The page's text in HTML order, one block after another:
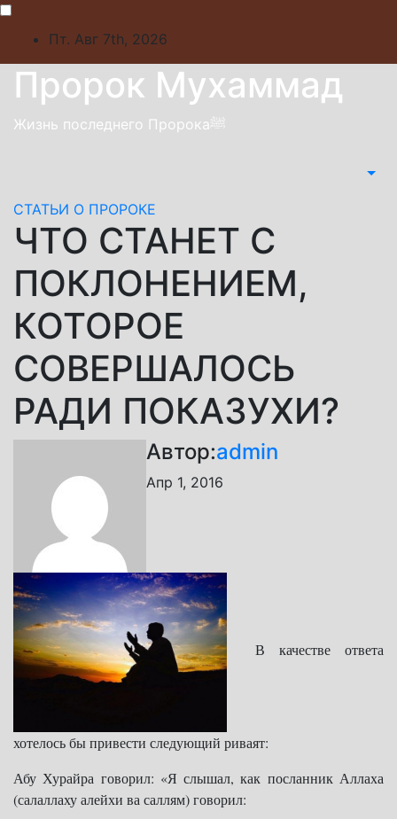
Skip
Пт. Авг 7th, 2026
Пророк Мухаммад
Жизнь последнего Пророкаﷺ
СТАТЬИ О ПРОРОКЕ
ЧТО СТАНЕТ С
ПОКЛОНЕНИЕМ,
КОТОРОЕ
СОВЕРШАЛОСЬ
РАДИ ПОКАЗУХИ?
Автор:admin
Апр 1, 2016
В качестве ответа
хотелось бы привести следующий риваят:
Абу Хурайра говорил: «Я слышал, как посланник Аллаха
(салаллаху алейхи ва саллям) говорил: